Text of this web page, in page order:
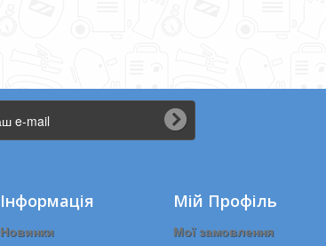
Інформація
Новинки
Мій Профіль
Мої замовлення